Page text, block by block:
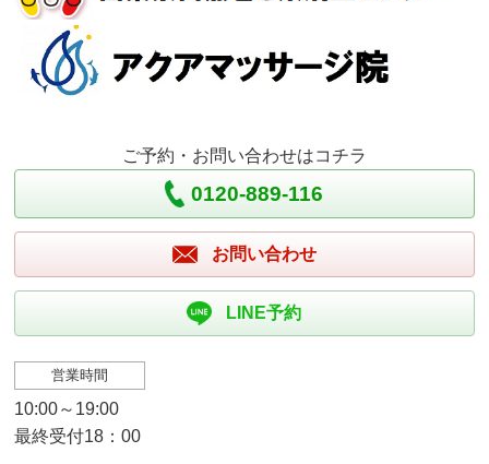
ご予約・お問い合わせはコチラ
0120-889-116
お問い合わせ
LINE予約
営業時間
10:00～19:00
最終受付18：00